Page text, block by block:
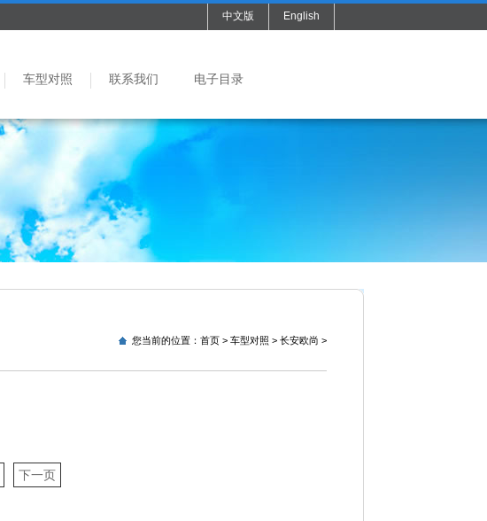
中文版 English
车型对照 联系我们 电子目录
您当前的位置： 首页> 车型对照 > 长安欧尚 >
下一页